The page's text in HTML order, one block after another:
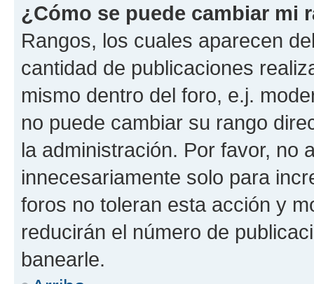
¿Cómo se puede cambiar mi
Rangos, los cuales aparecen
cantidad de publicaciones
mismo dentro del foro, e.j.
no puede cambiar su rango
la administración. Por favor, no
innecesariamente solo para
foros no toleran esta acción y
reducirán el número de
banearle.